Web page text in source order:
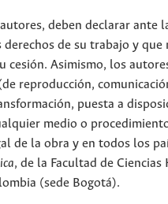
deben declarar ante
de su trabajo y que
cesión. Asimismo, los
reproducción,
puesta a
medio o
de la obra y en todos los
, de la Facultad de Ciencias
(sede Bogotá).